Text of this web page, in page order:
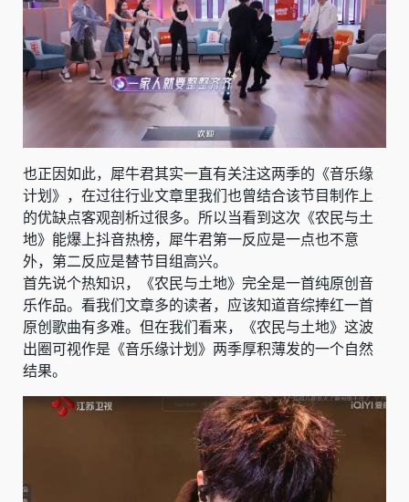
也正因如此，犀牛君其实一直有关注这两季的《音乐缘
计划》，在过往行业文章里我们也曾结合该节目制作上
的优缺点客观剖析过很多。所以当看到这次《农民与土
地》能爆上抖音热榜，犀牛君第一反应是一点也不意
外，第二反应是替节目组高兴。
首先说个热知识，《农民与土地》完全是一首纯原创音
乐作品。看我们文章多的读者，应该知道音综捧红一首
原创歌曲有多难。但在我们看来，《农民与土地》这波
出圈可视作是《音乐缘计划》两季厚积薄发的一个自然
结果。